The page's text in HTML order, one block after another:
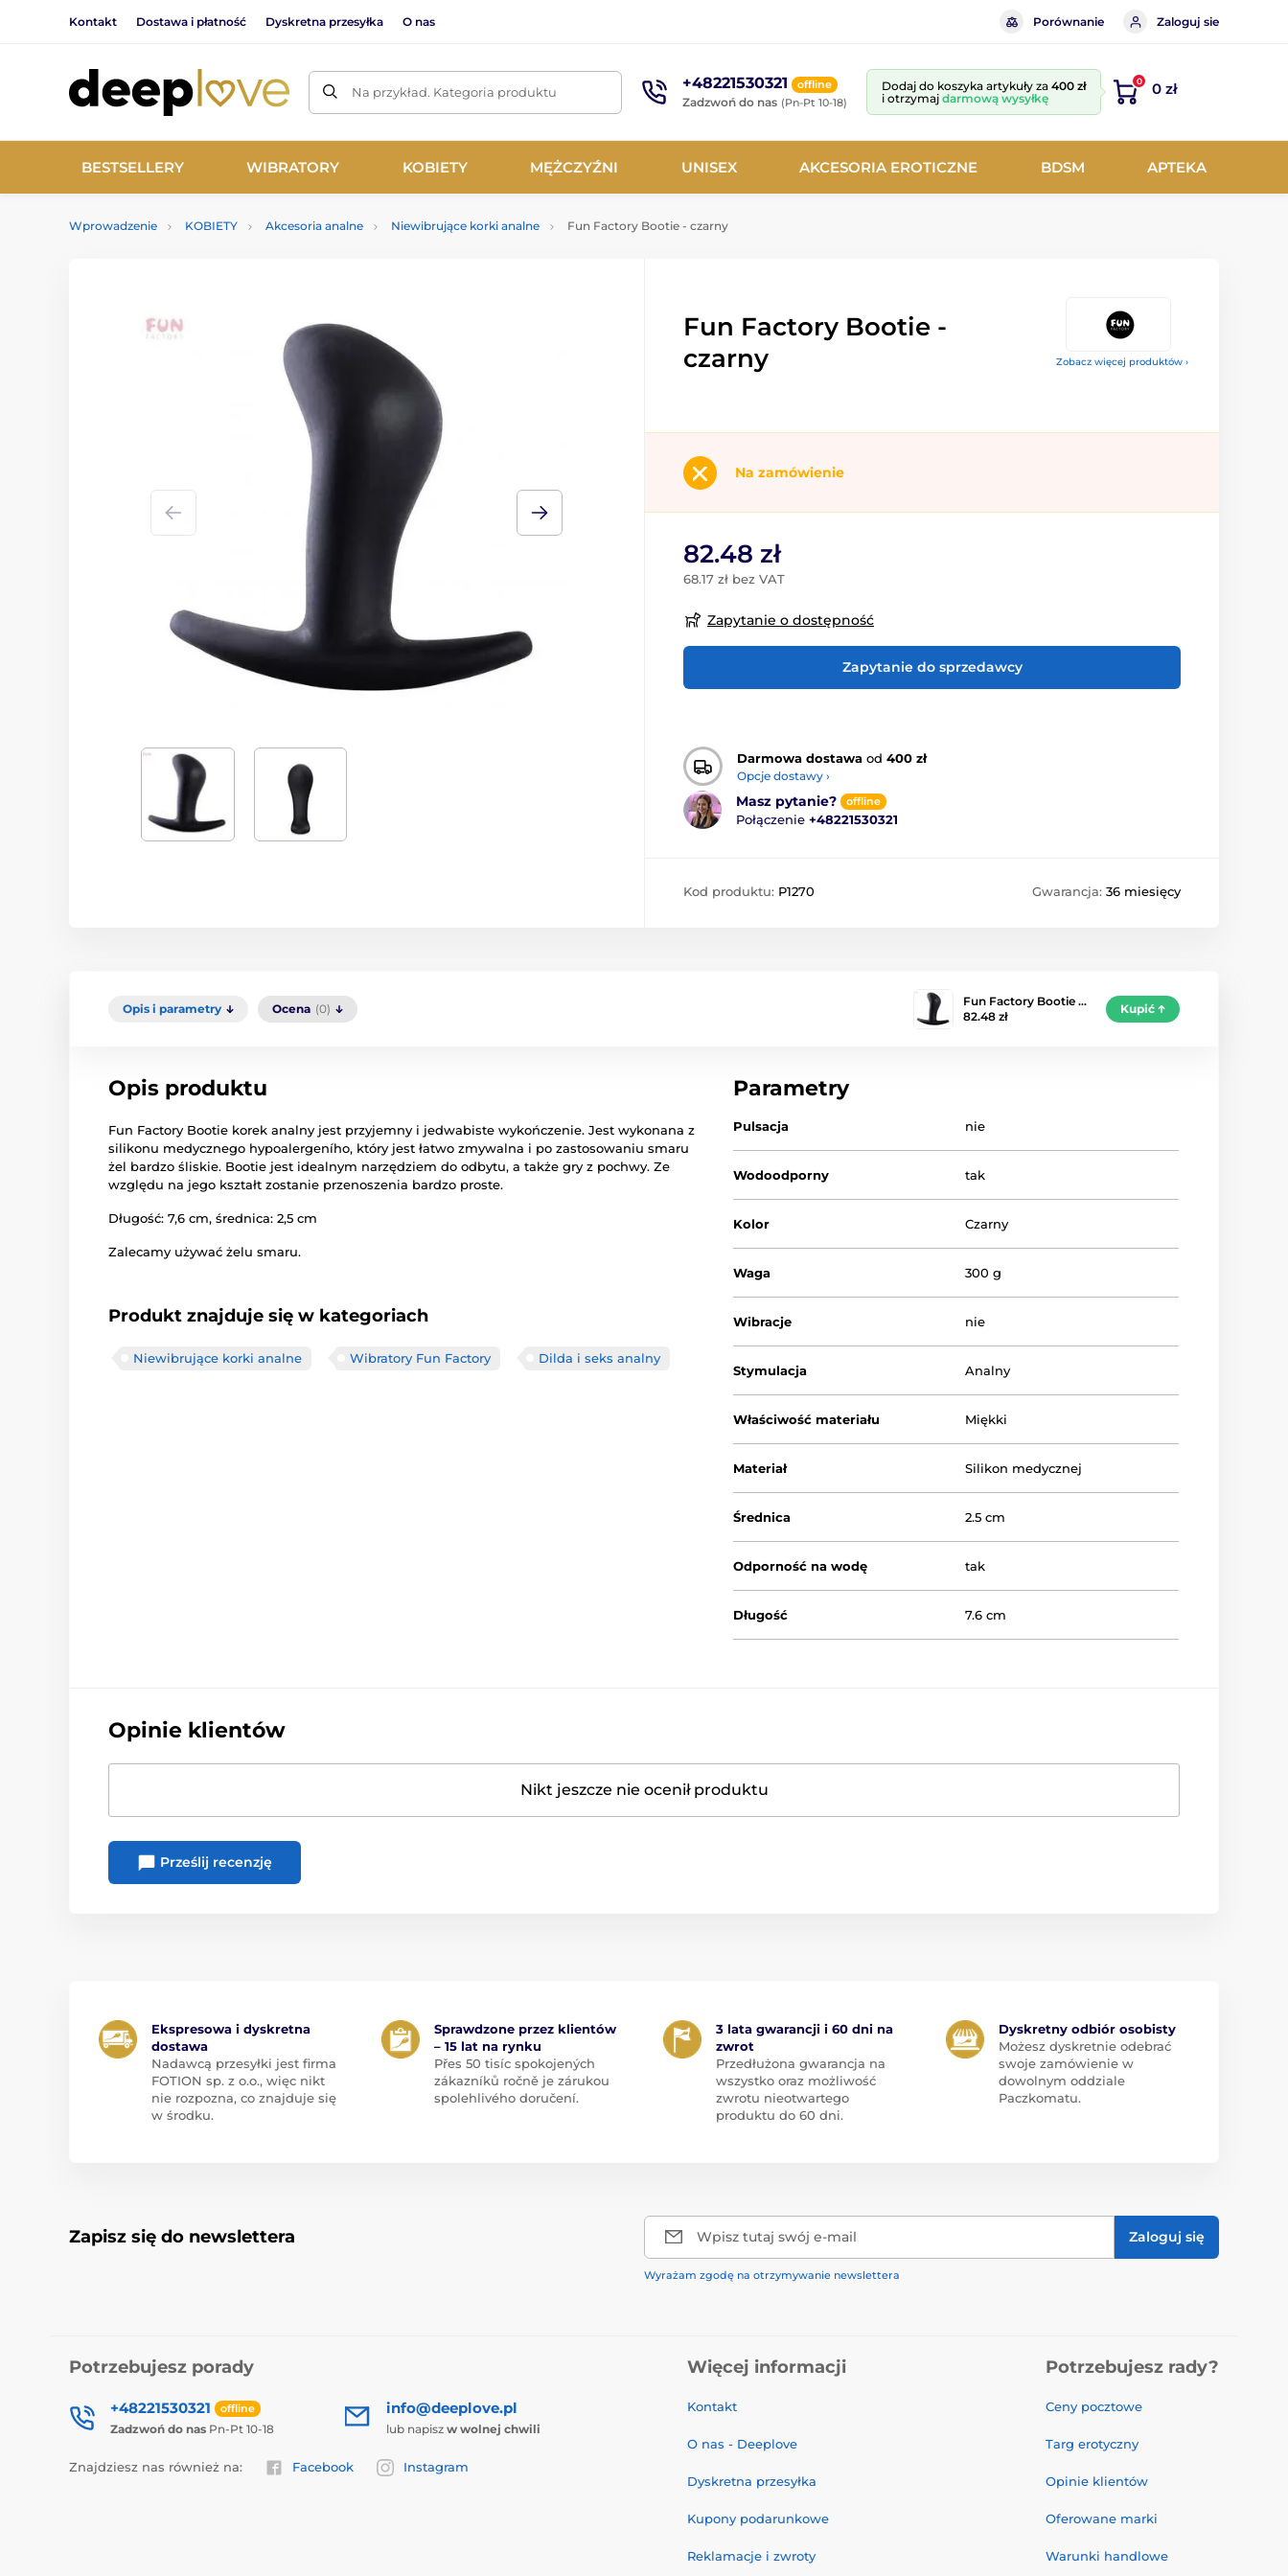
Kontakt Dostawa i płatność Dyskretna przesyłka O nas Porównanie Zaloguj sie
Na przykład. Kategoria produktu +48221530321 offline
Zadzwoń do nas (Pn-Pt 10-18)
Dodaj do koszyka artykuły za 400 zł
i otrzymaj darmową wysyłkę
0 0 zł
BESTSELLERY WIBRATORY KOBIETY MĘŻCZYŹNI UNISEX AKCESORIA EROTICZNE BDSM APTEKA
Wprowadzenie KOBIETY Akcesoria analne Niewibrujące korki analne Fun Factory Bootie - czarny
Zobacz więcej produktów ›
Fun Factory Bootie -
czarny
Na zamówienie
82.48 zł
68.17 zł bez VAT
Zapytanie o dostępność
Zapytanie do sprzedawcy
Darmowa dostawa od 400 zł
Opcje dostawy ›
Masz pytanie? offline
Połączenie +48221530321
Kod produktu: P1270 Gwarancja: 36 miesięcy
Opis i parametry Ocena (0)
Fun Factory Bootie …
82.48 zł
Kupić
Opis produktu
Fun Factory Bootie korek analny jest przyjemny i jedwabiste wykończenie. Jest wykonana z
silikonu medycznego hypoalergeního, który jest łatwo zmywalna i po zastosowaniu smaru
żel bardzo śliskie. Bootie jest idealnym narzędziem do odbytu, a także gry z pochwy. Ze
względu na jego kształt zostanie przenoszenia bardzo proste.
Długość: 7,6 cm, średnica: 2,5 cm
Zalecamy używać żelu smaru.
Produkt znajduje się w kategoriach
Niewibrujące korki analne Wibratory Fun Factory Dilda i seks analny
Parametry
Pulsacja nie
Wodoodporny tak
Kolor Czarny
Waga 300 g
Wibracje nie
Stymulacja Analny
Właściwość materiału Miękki
Materiał Silikon medycznej
Średnica 2.5 cm
Odporność na wodę tak
Długość 7.6 cm
Opinie klientów
Nikt jeszcze nie ocenił produktu
Prześlij recenzję
Ekspresowa i dyskretna
dostawa
Nadawcą przesyłki jest firma
FOTION sp. z o.o., więc nikt
nie rozpozna, co znajduje się
w środku.
Sprawdzone przez klientów
– 15 lat na rynku
Přes 50 tisíc spokojených
zákazníků ročně je zárukou
spolehlivého doručení.
3 lata gwarancji i 60 dni na
zwrot
Przedłużona gwarancja na
wszystko oraz możliwość
zwrotu nieotwartego
produktu do 60 dni.
Dyskretny odbiór osobisty
Możesz dyskretnie odebrać
swoje zamówienie w
dowolnym oddziale
Paczkomatu.
Zapisz się do newslettera Wpisz tutaj swój e-mail Zaloguj się
Wyrażam zgodę na otrzymywanie newslettera
Potrzebujesz porady
+48221530321 offline
Zadzwoń do nas Pn-Pt 10-18
info@deeplove.pl
lub napisz w wolnej chwili
Znajdziesz nas również na: Facebook Instagram
Więcej informacji
Kontakt
O nas - Deeplove
Dyskretna przesyłka
Kupony podarunkowe
Reklamacje i zwroty
Potrzebujesz rady?
Ceny pocztowe
Targ erotyczny
Opinie klientów
Oferowane marki
Warunki handlowe